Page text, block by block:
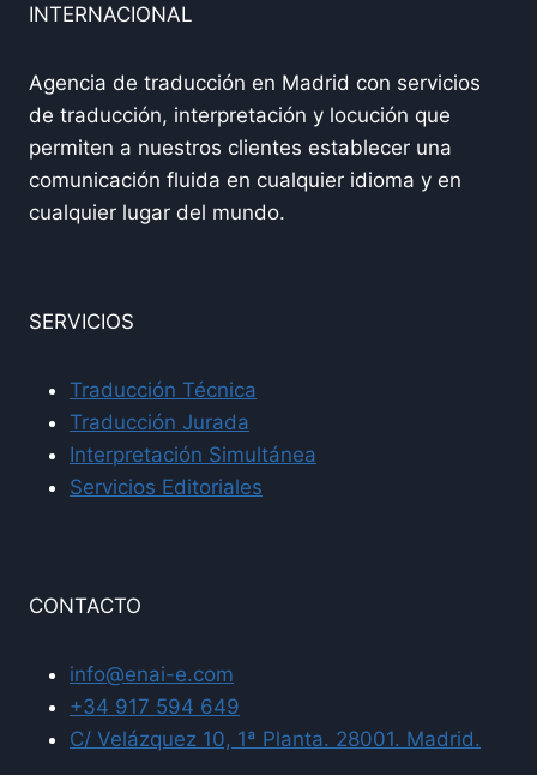
INTERNACIONAL
Agencia de traducción en Madrid con servicios
de traducción, interpretación y locución que
permiten a nuestros clientes establecer una
comunicación fluida en cualquier idioma y en
cualquier lugar del mundo.
SERVICIOS
Traducción Técnica
Traducción Jurada
Interpretación Simultánea
Servicios Editoriales
CONTACTO
info@enai-e.com
+34 917 594 649
C/ Velázquez 10, 1ª Planta. 28001. Madrid.